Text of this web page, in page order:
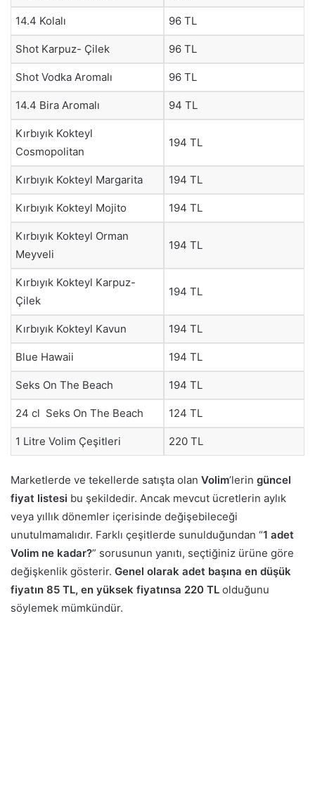
14.4 Kolalı 96 TL
Shot Karpuz- Çilek 96 TL
Shot Vodka Aromalı 96 TL
14.4 Bira Aromalı 94 TL
Kırbıyık Kokteyl
Cosmopolitan
194 TL
Kırbıyık Kokteyl Margarita 194 TL
Kırbıyık Kokteyl Mojito 194 TL
Kırbıyık Kokteyl Orman
Meyveli
194 TL
Kırbıyık Kokteyl Karpuz-
Çilek
194 TL
Kırbıyık Kokteyl Kavun 194 TL
Blue Hawaii 194 TL
Seks On The Beach 194 TL
24 cl Seks On The Beach 124 TL
1 Litre Volim Çeşitleri 220 TL
Marketlerde ve tekellerde satışta olan Volim’lerin güncel
fiyat listesi bu şekildedir. Ancak mevcut ücretlerin aylık
veya yıllık dönemler içerisinde değişebileceği
unutulmamalıdır. Farklı çeşitlerde sunulduğundan “1 adet
Volim ne kadar?” sorusunun yanıtı, seçtiğiniz ürüne göre
değişkenlik gösterir. Genel olarak adet başına en düşük
fiyatın 85 TL, en yüksek fiyatınsa 220 TL olduğunu
söylemek mümkündür.